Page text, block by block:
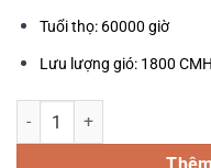
Tuổi thọ: 60000 giờ
Lưu lượng gió: 1800 CMH
Quạt Hút Công Nghiệp